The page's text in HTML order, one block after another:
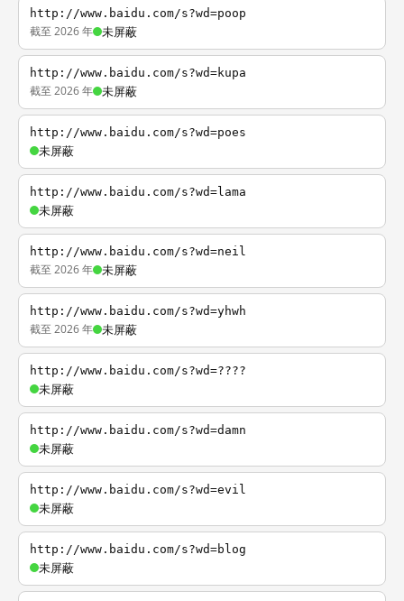
http://www.baidu.com/s?wd=poop
截至 2026 年 未屏蔽
http://www.baidu.com/s?wd=kupa
截至 2026 年 未屏蔽
http://www.baidu.com/s?wd=poes
未屏蔽
http://www.baidu.com/s?wd=lama
未屏蔽
http://www.baidu.com/s?wd=neil
截至 2026 年 未屏蔽
http://www.baidu.com/s?wd=yhwh
截至 2026 年 未屏蔽
http://www.baidu.com/s?wd=????
未屏蔽
http://www.baidu.com/s?wd=damn
未屏蔽
http://www.baidu.com/s?wd=evil
未屏蔽
http://www.baidu.com/s?wd=blog
未屏蔽